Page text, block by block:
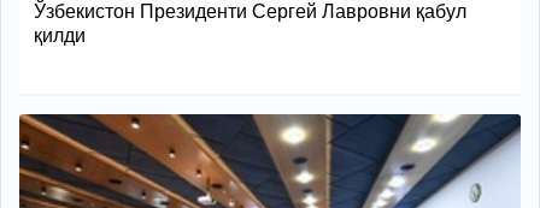
Ўзбекистон Президенти Сергей Лавровни қабул
қилди